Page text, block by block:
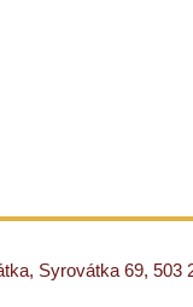
Syrovátka 69, 503